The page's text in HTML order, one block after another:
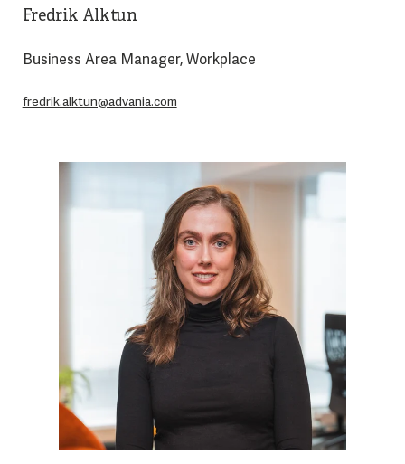
Fredrik Alktun
Business Area Manager, Workplace
fredrik.alktun@advania.com